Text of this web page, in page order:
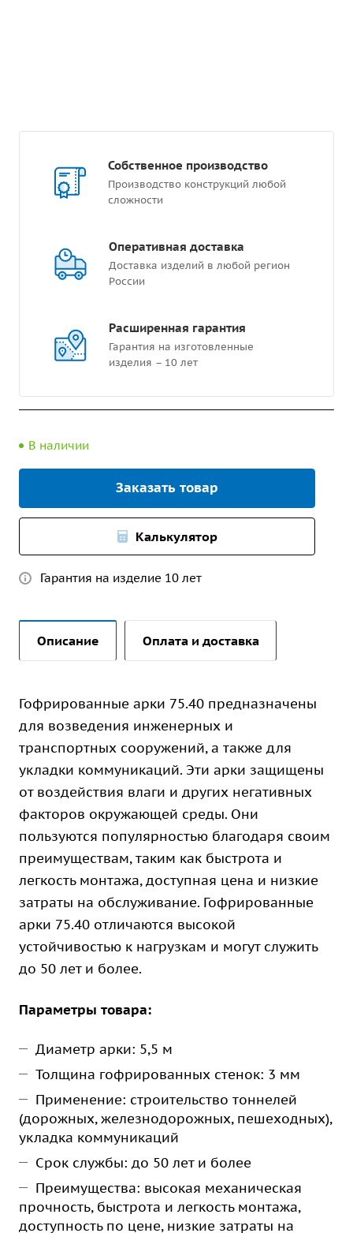
Собственное производство
Производство конструкций любой
сложности
Оперативная доставка
Доставка изделий в любой регион
России
Расширенная гарантия
Гарантия на изготовленные
изделия – 10 лет
В наличии
Заказать товар
Калькулятор
Гарантия на изделие 10 лет
Описание Оплата и доставка
Гофрированные арки 75.40 предназначены
для возведения инженерных и
транспортных сооружений, а также для
укладки коммуникаций. Эти арки защищены
от воздействия влаги и других негативных
факторов окружающей среды. Они
пользуются популярностью благодаря своим
преимуществам, таким как быстрота и
легкость монтажа, доступная цена и низкие
затраты на обслуживание. Гофрированные
арки 75.40 отличаются высокой
устойчивостью к нагрузкам и могут служить
до 50 лет и более.
Параметры товара:
Диаметр арки: 5,5 м
Толщина гофрированных стенок: 3 мм
Применение: строительство тоннелей
(дорожных, железнодорожных, пешеходных),
укладка коммуникаций
Срок службы: до 50 лет и более
Преимущества: высокая механическая
прочность, быстрота и легкость монтажа,
доступность по цене, низкие затраты на